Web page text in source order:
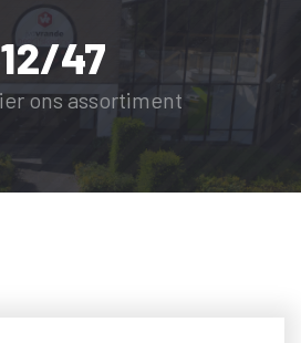
12/47
ons assortiment